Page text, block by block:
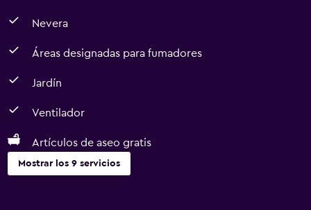
Nevera
Áreas designadas para fumadores
Jardín
Ventilador
Artículos de aseo gratis
Mostrar los 9 servicios